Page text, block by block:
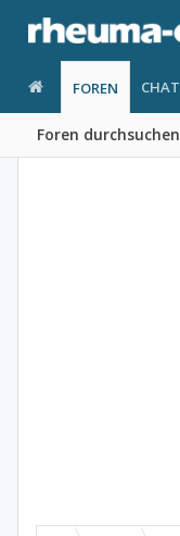
FOREN
Foren durchsuchen
CHAT